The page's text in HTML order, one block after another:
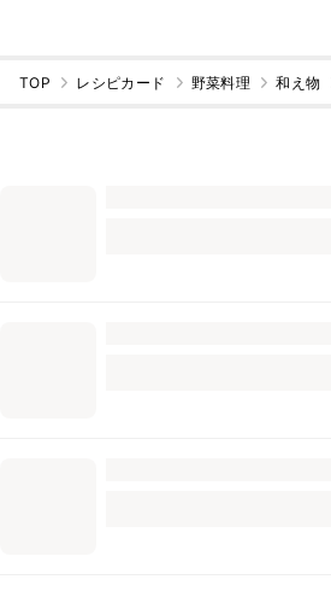
TOP レシピカード 野菜料理 和え物